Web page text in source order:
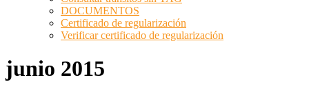
DOCUMENTOS
Certificado de regularización
Verificar certificado de regularización
junio 2015